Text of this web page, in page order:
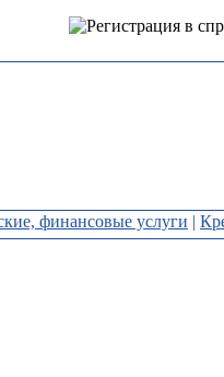
финансовые услуги |